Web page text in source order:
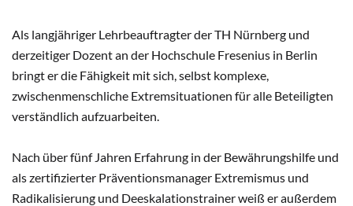
Als langjähriger Lehrbeauftragter der TH Nürnberg und
derzeitiger Dozent an der Hochschule Fresenius in Berlin
bringt er die Fähigkeit mit sich, selbst komplexe,
zwischenmenschliche Extremsituationen für alle Beteiligten
verständlich aufzuarbeiten.
Nach über fünf Jahren Erfahrung in der Bewährungshilfe und
als zertifizierter Präventionsmanager Extremismus und
Radikalisierung und Deeskalationstrainer weiß er außerdem